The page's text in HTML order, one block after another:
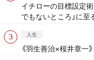
イチローの目標設定
でもないところ」に至
人生
《羽生善治×桜井章一